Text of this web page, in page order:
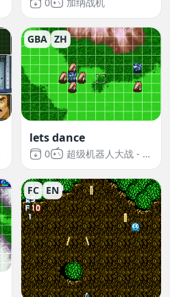
GBA ZH
lets dance
0 超级机器人大战 - Original Generation 2
FC EN